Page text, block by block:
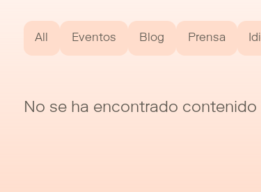
All Eventos Blog Prensa
No se ha encontrado contenido